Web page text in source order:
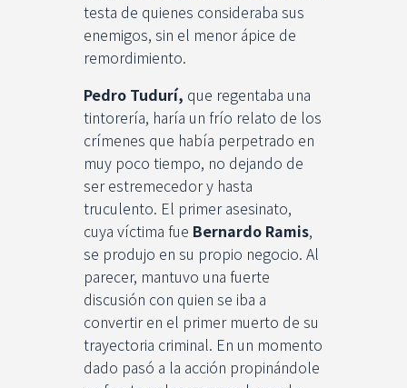
testa de quienes consideraba sus
enemigos, sin el menor ápice de
remordimiento.
Pedro Tudurí, que regentaba una
tintorería, haría un frío relato de los
crímenes que había perpetrado en
muy poco tiempo, no dejando de
ser estremecedor y hasta
truculento. El primer asesinato,
cuya víctima fue Bernardo Ramis,
se produjo en su propio negocio. Al
parecer, mantuvo una fuerte
discusión con quien se iba a
convertir en el primer muerto de su
trayectoria criminal. En un momento
dado pasó a la acción propinándole